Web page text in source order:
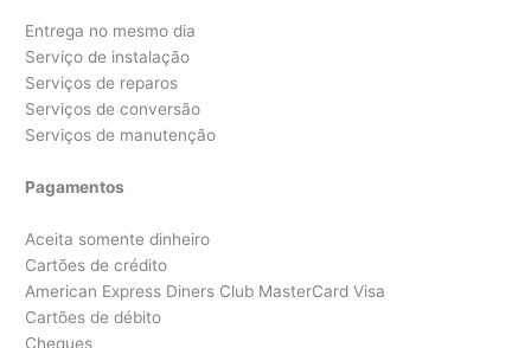
Entrega no mesmo dia
Serviço de instalação
Serviços de reparos
Serviços de conversão
Serviços de manutenção
Pagamentos
Aceita somente dinheiro
Cartões de crédito
American Express Diners Club MasterCard Visa
Cartões de débito
Cheques